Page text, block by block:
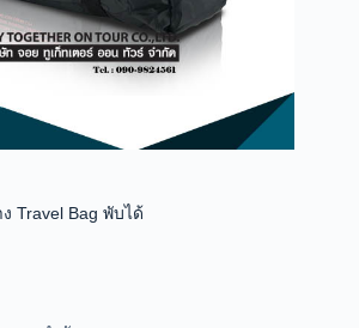
Travel Bag พับได้